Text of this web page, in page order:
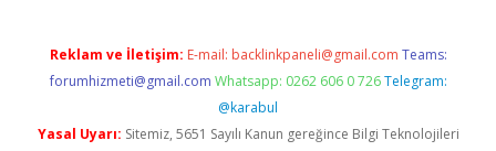
Reklam ve İletişim: E-mail: backlinkpaneli@gmail.com Teams:
forumhizmeti@gmail.com Whatsapp: 0262 606 0 726 Telegram:
@karabul
Yasal Uyarı: Sitemiz, 5651 Sayılı Kanun gereğince Bilgi Teknolojileri